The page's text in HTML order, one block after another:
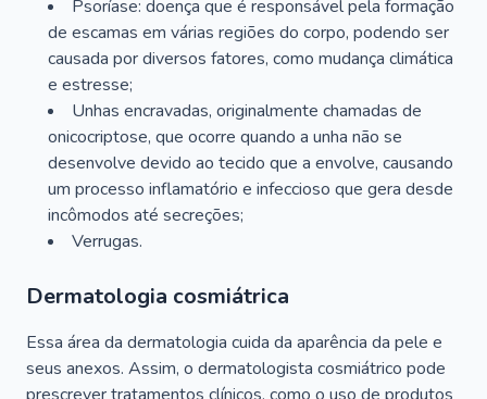
Psoríase: doença que é responsável pela formação
de escamas em várias regiões do corpo, podendo ser
causada por diversos fatores, como mudança climática
e estresse;
Unhas encravadas, originalmente chamadas de
onicocriptose, que ocorre quando a unha não se
desenvolve devido ao tecido que a envolve, causando
um processo inflamatório e infeccioso que gera desde
incômodos até secreções;
Verrugas.
Dermatologia cosmiátrica
Essa área da dermatologia cuida da aparência da pele e
seus anexos. Assim, o dermatologista cosmiátrico pode